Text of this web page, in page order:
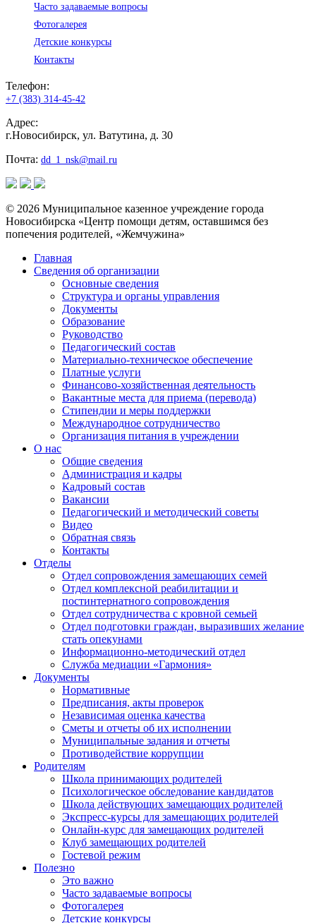
Часто задаваемые вопросы
Фотогалерея
Детские конкурсы
Контакты
Телефон:
+7 (383) 314-45-42
Адрес:
г.Новосибирск, ул. Ватутина, д. 30
Почта: dd_1_nsk@mail.ru
© 2026 Муниципальное казенное учреждение города
Новосибирска «Центр помощи детям, оставшимся без
попечения родителей, «Жемчужина»
Главная
Сведения об организации
Основные сведения
Структура и органы управления
Документы
Образование
Руководство
Педагогический состав
Материально-техническое обеспечение
Платные услуги
Финансово-хозяйственная деятельность
Вакантные места для приема (перевода)
Стипендии и меры поддержки
Международное сотрудничество
Организация питания в учреждении
О нас
Общие сведения
Администрация и кадры
Кадровый состав
Вакансии
Педагогический и методический советы
Видео
Обратная связь
Контакты
Отделы
Отдел сопровождения замещающих семей
Отдел комплексной реабилитации и
постинтернатного сопровождения
Отдел сотрудничества с кровной семьей
Отдел подготовки граждан, выразивших желание
стать опекунами
Информационно-методический отдел
Служба медиации «Гармония»
Документы
Нормативные
Предписания, акты проверок
Независимая оценка качества
Сметы и отчеты об их исполнении
Муниципальные задания и отчеты
Противодействие коррупции
Родителям
Школа принимающих родителей
Психологическое обследование кандидатов
Школа действующих замещающих родителей
Экспресс-курсы для замещающих родителей
Онлайн-курс для замещающих родителей
Клуб замещающих родителей
Гостевой режим
Полезно
Это важно
Часто задаваемые вопросы
Фотогалерея
Детские конкурсы